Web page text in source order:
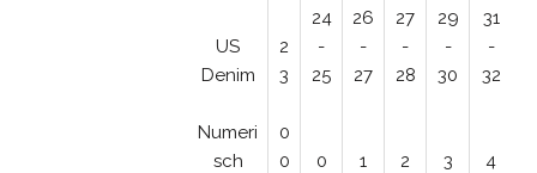
US
Denim
2
3
24
-
25
26
-
27
27
-
28
29
-
30
31
-
32
Numeri
sch
0
0
0 1 2 3 4